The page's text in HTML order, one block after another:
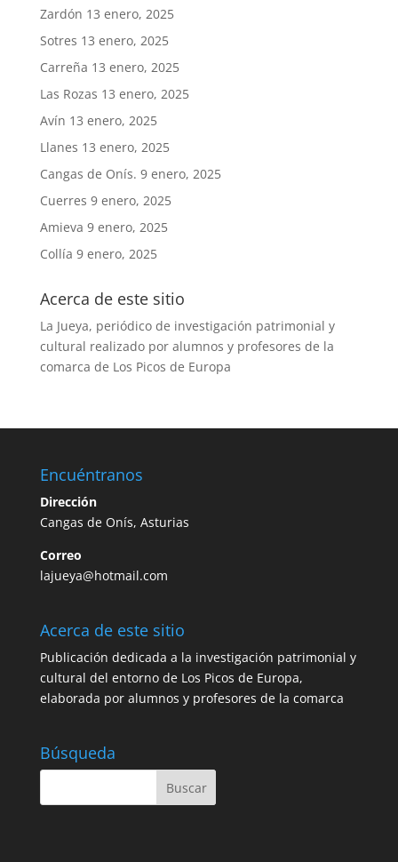
Zardón 13 enero, 2025
Sotres 13 enero, 2025
Carreña 13 enero, 2025
Las Rozas 13 enero, 2025
Avín 13 enero, 2025
Llanes 13 enero, 2025
Cangas de Onís. 9 enero, 2025
Cuerres 9 enero, 2025
Amieva 9 enero, 2025
Collía 9 enero, 2025
Acerca de este sitio
La Jueya, periódico de investigación patrimonial y
cultural realizado por alumnos y profesores de la
comarca de Los Picos de Europa
Encuéntranos
Dirección
Cangas de Onís, Asturias
Correo
lajueya@hotmail.com
Acerca de este sitio
Publicación dedicada a la investigación patrimonial y
cultural del entorno de Los Picos de Europa,
elaborada por alumnos y profesores de la comarca
Búsqueda